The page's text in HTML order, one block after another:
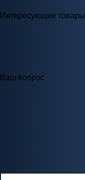
Интересующие товары
Ваш вопрос